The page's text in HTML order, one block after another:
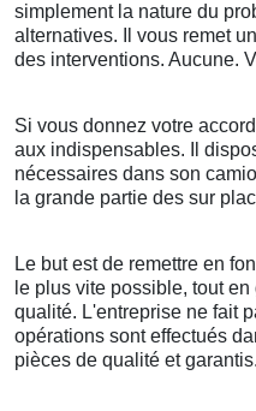
simplement la nature du
alternatives. Il vous remet
des interventions. Aucune.
Si vous donnez votre
aux indispensables. Il
nécessaires dans son
la grande partie des sur
Le but est de remettre en
le plus vite possible, tout
qualité. L'entreprise ne fait
opérations sont effectués
pièces de qualité et garantis.